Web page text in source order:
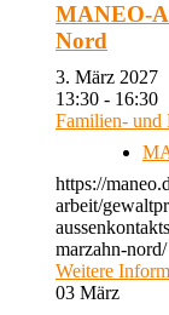
MANEO-
Nord
3. März 2027
13:30 - 16:30
Familien- und
https://
arbeit/
marzahn-nord/
Weitere
03 März